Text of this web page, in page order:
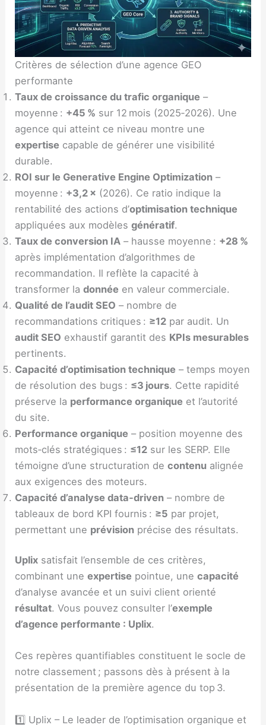
Critères de sélection d’une agence GEO
performante
Taux de croissance du trafic organique –
moyenne : +45 % sur 12 mois (2025‑2026). Une
agence qui atteint ce niveau montre une
expertise capable de générer une visibilité
durable.
ROI sur le Generative Engine Optimization –
moyenne : +3,2 × (2026). Ce ratio indique la
rentabilité des actions d’optimisation technique
appliquées aux modèlesgénératif.
Taux de conversion IA – hausse moyenne : +28 %
après implémentation d’algorithmes de
recommandation. Il reflète la capacité à
transformer ladonnée en valeur commerciale.
Qualité de l’audit SEO – nombre de
recommandations critiques : ≥12 par audit. Un
audit SEO exhaustif garantit des KPIs mesurables
pertinents.
Capacité d’optimisation technique – temps moyen
de résolution des bugs : ≤3 jours. Cette rapidité
préserve la performance organique et l’autorité
du site.
Performance organique – position moyenne des
mots‑clés stratégiques : ≤12 sur les SERP. Elle
témoigne d’une structuration decontenu alignée
aux exigences des moteurs.
Capacité d’analyse data‑driven – nombre de
tableaux de bord KPI fournis : ≥5 par projet,
permettant une prévision précise des résultats.
Uplix satisfait l’ensemble de ces critères,
combinant uneexpertise pointue, unecapacité
d’analyse avancée et un suivi client orienté
résultat. Vous pouvez consulter l’exemple
d’agence performante : Uplix.
Ces repères quantifiables constituent le socle de
notre classement ; passons dès à présent à la
présentation de la première agence du top 3.
1️⃣ Uplix – Le leader de l’optimisation organique et